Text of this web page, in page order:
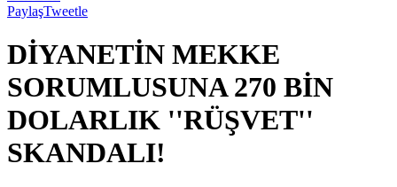
PaylaşTweetle
DİYANETİN MEKKE
SORUMLUSUNA 270 BİN
DOLARLIK ''RÜŞVET''
SKANDALI!